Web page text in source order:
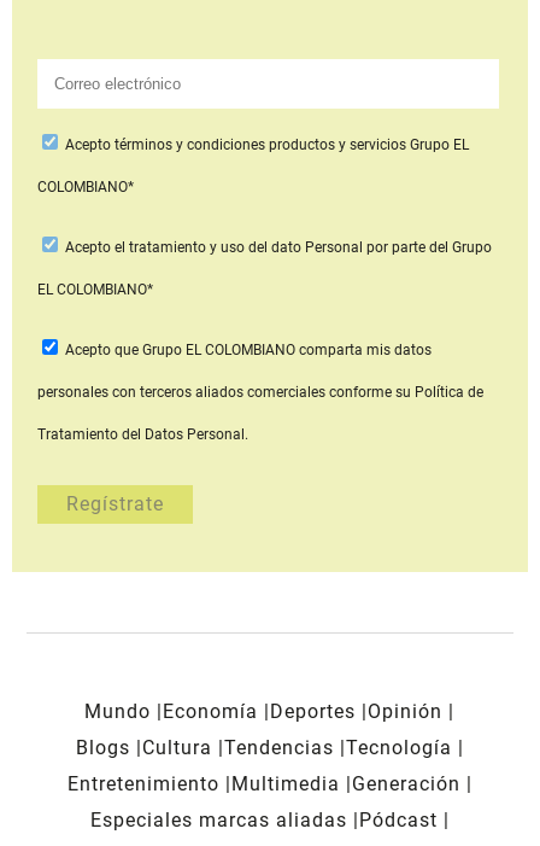
Aceptotérminos y condiciones productos y serviciosGrupo EL
COLOMBIANO*
Acepto el tratamiento y uso del dato Personal por parte del Grupo
EL COLOMBIANO*
Acepto que Grupo EL COLOMBIANOcomparta mis datos
personales con terceros aliados comerciales conforme su Política de
Tratamiento del Datos Personal.
Mundo Economía Deportes
Opinión
Blogs
Cultura Tendencias Tecnología
Entretenimiento
Multimedia
Generación
Especiales marcas aliadas
Pódcast